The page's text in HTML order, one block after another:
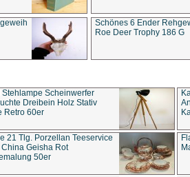
Schönes 6 Ender
Roe Deer Trophy 186 G
Stehlampe Scheinwerfer
Dreibein Holz Stativ
Retro 60er
21 Tlg. Porzellan Teeservice
Geisha Rot
50er